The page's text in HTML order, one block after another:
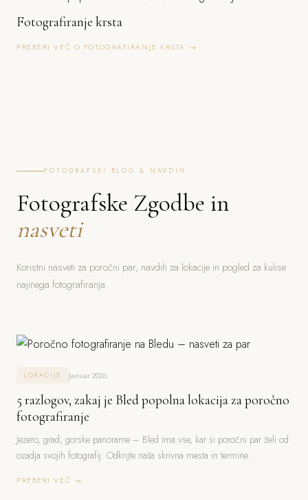
Fotografiranje krsta
PREBERI VEČ O FOTOGRAFIRANJE KRSTA →
FOTOGRAFSKI BLOG & NAVDIH
Fotografske Zgodbe in
nasveti
Koristni nasveti za poročni par, navdih za lokacije in pogled za kulise
najinega fotografiranja.
LOKACIJE Januar 2026
5 razlogov, zakaj je Bled popolna lokacija za poročno
fotografiranje
Jezero, grad, gorske panorame – Bled ima vse, kar si poročni par želi od
ozadja svojih fotografij. Odkrijte naša skrivna mesta in termine.
PREBERI VEČ →